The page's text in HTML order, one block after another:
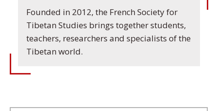
Founded in 2012, the French Society for
Tibetan Studies brings together students,
teachers, researchers and specialists of the
Tibetan world.